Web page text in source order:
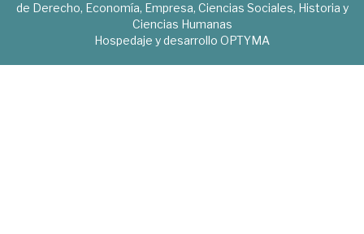
de Derecho, Economía, Empresa, Ciencias Sociales, Historia y
Ciencias Humanas
Hospedaje y desarrollo OPTYMA